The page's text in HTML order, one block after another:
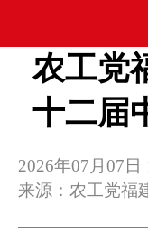
农工党
十二届
2026年07月07日
来源：农工党福